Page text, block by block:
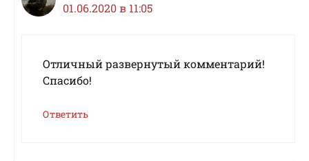
01.06.2020 в 11:05
Отличный развернутый комментарий!
Спасибо!
Ответить